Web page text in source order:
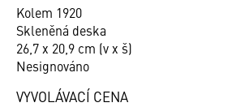
Kolem 1920
Skleněná deska
26,7 x 20,9 cm (v x š)
Nesignováno
VYVOLÁVACÍ CENA